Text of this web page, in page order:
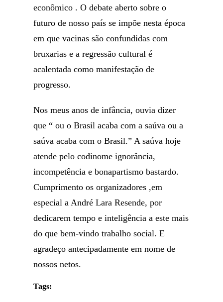
econômico . O debate aberto sobre o
futuro de nosso país se impõe nesta época
em que vacinas são confundidas com
bruxarias e a regressão cultural é
acalentada como manifestação de
progresso.
Nos meus anos de infância, ouvia dizer
que “ ou o Brasil acaba com a saúva ou a
saúva acaba com o Brasil.” A saúva hoje
atende pelo codinome ignorância,
incompetência e bonapartismo bastardo.
Cumprimento os organizadores ,em
especial a André Lara Resende, por
dedicarem tempo e inteligência a este mais
do que bem-vindo trabalho social. E
agradeço antecipadamente em nome de
nossos netos.
Tags: